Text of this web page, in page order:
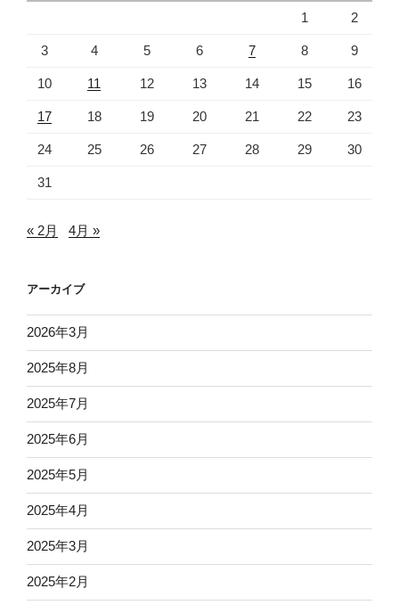
1 2
3 4 5 6 7 8 9
10 11 12 13 14 15 16
17 18 19 20 21 22 23
24 25 26 27 28 29 30
31
« 2月 4月 »
アーカイブ
2026年3月
2025年8月
2025年7月
2025年6月
2025年5月
2025年4月
2025年3月
2025年2月